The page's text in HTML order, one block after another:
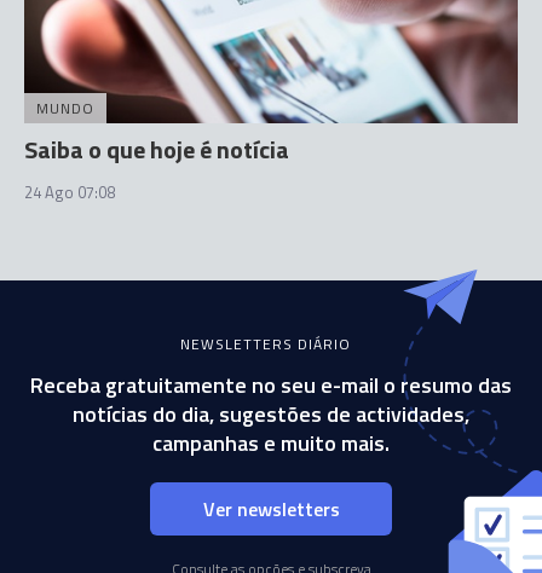
MUNDO
Saiba o que hoje é notícia
24 Ago 07:08
NEWSLETTERS DIÁRIO
Receba gratuitamente no seu e-mail o resumo das
notícias do dia, sugestões de actividades,
campanhas e muito mais.
Ver newsletters